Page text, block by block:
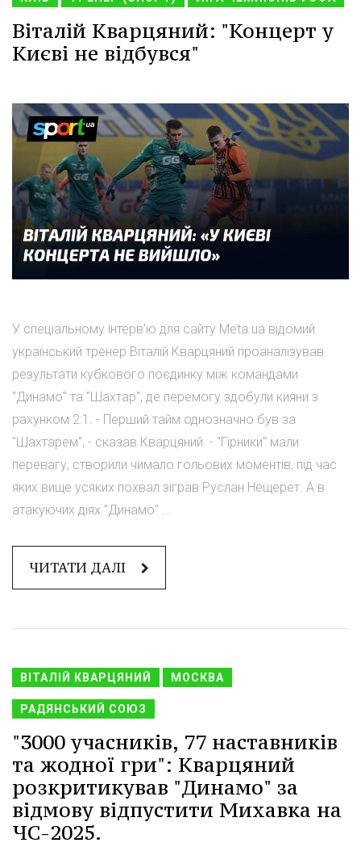
Віталій Кварцяний: "Концерт у
Києві не відбувся"
У спеціальному інтерв'ю для сайту Meta.ua відомий
український тренер Віталій Кварцяний проаналізував
результати кубкового поєдинку між командами
"Динамо" та "Шахтар", де перемогу здобули кияни з
рахунком 2:1. - Перший тайм однозначно був за
"Шахтарем", - сказав Кварцяний. - "Гірники" мали
перевагу, створили чимало гольових моментів, під час
яких вище усяких похвал зіграв Руслан Нещерет. А в
атакуючих діях "Динамо" ...
ЧИТАТИ ДАЛІ
ВІТАЛІЙ КВАРЦЯНИЙ МОСКВА
РАДЯНСЬКИЙ СОЮЗ
"3000 учасників, 77 наставників
та жодної гри": Кварцяний
розкритикував "Динамо" за
відмову відпустити Михавка на
ЧС-2025.